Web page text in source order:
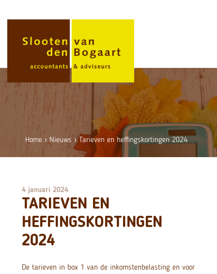
Home › Nieuws ›Tarieven en heffingskortingen 2024
4 januari 2024
TARIEVEN EN
HEFFINGSKORTINGEN
2024
De tarieven in box 1 van de inkomstenbelasting en voor